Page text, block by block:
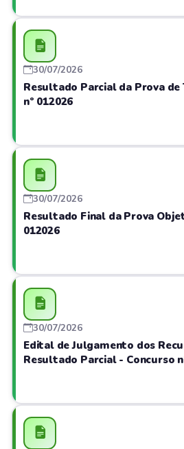
30/07/2026
Resultado Parcial da Prova
nº 012026
30/07/2026
Resultado Final da Prova
012026
30/07/2026
Edital de Julgamento dos
Resultado Parcial - Concurso